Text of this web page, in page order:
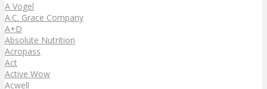
A Vogel
A.C. Grace Company
A+D
Absolute Nutrition
Acropass
Act
Active Wow
Acwell